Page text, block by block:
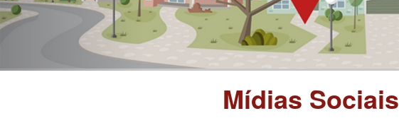
Mídias Sociais